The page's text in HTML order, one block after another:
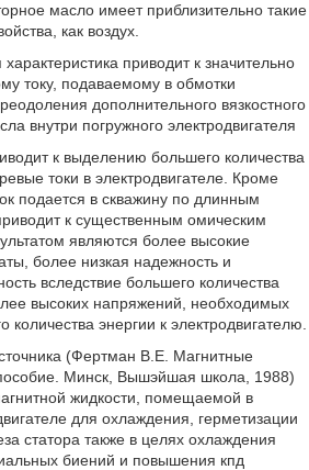
масло имеет приблизительно такие
как воздух.
приводит к значительно
току, подаваемому в обмотки
дополнительного вязкостного
внутри погружного электродвигателя
к выделению большего количества
токи в электродвигателе. Кроме
подается в скважину по длинным
к существенным омическим
являются более высокие
более низкая надежность и
вследствие большего количества
высоких напряжений, необходимых
количества энергии к электродвигателю.
(Фертман В.Е. Магнитные
Минск, Вышэйшая школа, 1988)
жидкости, помещаемой в
для охлаждения, герметизации
статора также в целях охлаждения
биений и повышения кпд